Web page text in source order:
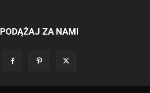
PODĄŻAJ ZA NAMI